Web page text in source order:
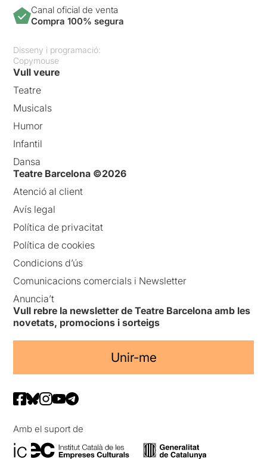
Canal oficial de venta
Compra 100% segura
Disseny i programació:
Copymouse
Vull veure
Teatre
Musicals
Humor
Infantil
Dansa
Teatre Barcelona ©2026
Atenció al client
Avís legal
Política de privacitat
Política de cookies
Condicions d’ús
Comunicacions comercials i Newsletter
Anuncia’t
Vull rebre la newsletter de Teatre Barcelona amb les
novetats, promocions i sorteigs
Unir-me
Amb el suport de